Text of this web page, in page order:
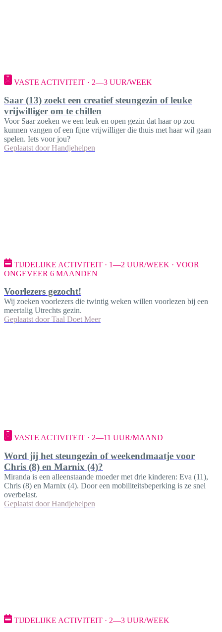
VASTE ACTIVITEIT · 2—3 UUR/WEEK
Saar (13) zoekt een creatief steungezin of leuke
vrijwilliger om te chillen
Voor Saar zoeken we een leuk en open gezin dat haar op zou
kunnen vangen of een fijne vrijwilliger die thuis met haar wil gaan
spelen. Iets voor jou?
Geplaatst door Handjehelpen
TIJDELIJKE ACTIVITEIT · 1—2 UUR/WEEK · VOOR
ONGEVEER 6 MAANDEN
Voorlezers gezocht!
Wij zoeken voorlezers die twintig weken willen voorlezen bij een
meertalig Utrechts gezin.
Geplaatst door Taal Doet Meer
VASTE ACTIVITEIT · 2—11 UUR/MAAND
Word jij het steungezin of weekendmaatje voor
Chris (8) en Marnix (4)?
​Miranda is een alleenstaande moeder met drie kinderen: Eva (11),
Chris (8) en Marnix (4). Door een mobiliteitsbeperking is ze snel
overbelast.
Geplaatst door Handjehelpen
TIJDELIJKE ACTIVITEIT · 2—3 UUR/WEEK